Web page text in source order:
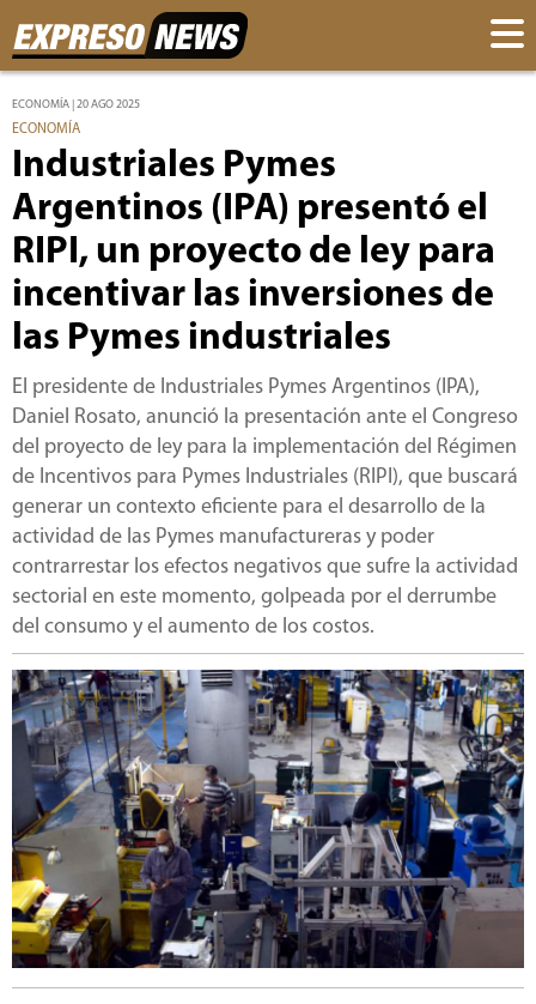
ECONOMÍA | 20 AGO 2025
ECONOMÍA
Industriales Pymes
Argentinos (IPA) presentó el
RIPI, un proyecto de ley para
incentivar las inversiones de
las Pymes industriales
El presidente de Industriales Pymes Argentinos (IPA),
Daniel Rosato, anunció la presentación ante el Congreso
del proyecto de ley para la implementación del Régimen
de Incentivos para Pymes Industriales (RIPI), que buscará
generar un contexto eficiente para el desarrollo de la
actividad de las Pymes manufactureras y poder
contrarrestar los efectos negativos que sufre la actividad
sectorial en este momento, golpeada por el derrumbe
del consumo y el aumento de los costos.